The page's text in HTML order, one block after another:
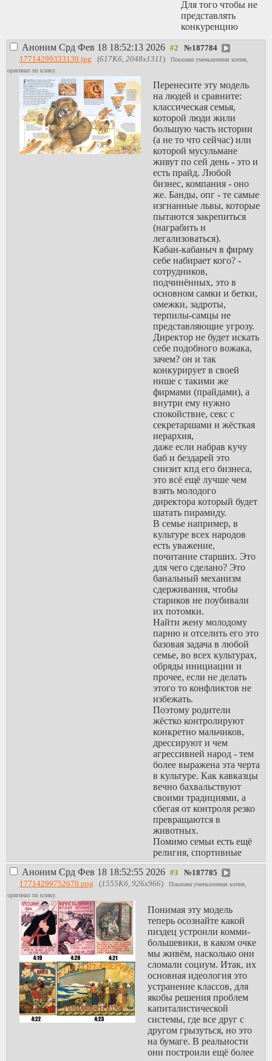
Для того чтобы не
представлять
конкуренцию
взрослым львам,
опа!
То есть вожаки
добычу, отдыхают
большую часть
времени, больше
им ничего и не
нужно, это райская
жизнь по меркам
животных, а для
того чтобы
подобное не
заканчивалось
нужно сохранять
пирамиду(иерархию),
для чего
необходимо
изгонять молодых
самцов ставших
представлять
угрозу.
Затем эти
изгнанные самцы
сбиваются в
группы, набивают
навык в охоте и
наконец нападают
на прайды. Если
они побеждают то
получают самок и
возможность
размножиться,
чужих детей они
сразу убивают ведь
это не их гены, к
тому же, убив
чужих детёнышей
они перезапускают
циклы
размножения
самок, что
позволяет быстрее
зачать своих.
Отбор
сильнейших,
эволюция, цикл
замкнулся.
https://
v=40EchBBdU2w
Аноним Срд Фев 18 18:52:13 2026 №187784
17714299333130.jpg (617Кб, 2048x1311)
Показана уменьшенная копия,
оригинал по клику.
Перенесите эту модель
на людей и сравните:
классическая семья,
которой люди жили
большую часть истории
(а не то что сейчас) или
которой мусульмане
живут по сей день - это и
есть прайд. Любой
бизнес, компания - оно
же. Банды, опг - те самые
изгнанные львы, которые
пытаются закрепиться
(награбить и
легализоваться).
Кабан-кабаныч в фирму
себе набирает кого? -
сотрудников,
подчинённых, это в
основном самки и бетки,
омежки, задроты,
терпилы-самцы не
представляющие угрозу.
Директор не будет искать
себе подобного вожака,
зачем? он и так
конкурирует в своей
нише с такими же
фирмами (прайдами), а
внутри ему нужно
спокойствие, секс с
секретаршами и жёсткая
иерархия,
даже если набрав кучу
баб и бездарей это
снизит кпд его бизнеса,
это всё ещё лучше чем
взять молодого
директора который будет
шатать пирамиду.
В семье например, в
культуре всех народов
есть уважение,
почитание старших. Это
для чего сделано? Это
банальный механизм
сдерживания, чтобы
стариков не поубивали
их потомки.
Найти жену молодому
парню и отселить его это
базовая задача в любой
семье, во всех культурах,
обряды инициации и
прочее, если не делать
этого то конфликтов не
избежать.
Поэтому родители
жёстко контролируют
конкретно мальчиков,
дрессируют и чем
агрессивней народ - тем
более выражена эта черта
в культуре. Как кавказцы
вечно бахвальствуют
своими традициями, а
сбегая от контроля резко
превращаются в
животных.
Помимо семьи есть ещё
религия, спортивные
секции, школа, армия -
масса институтов
которые работают на эту
сдерживании или
"очеловечивании"
молодого поколения.
Если посмотреть
статистику по
демографии можно
увидеть такие
закономерности: где
наиболее старое
население(герантократия),
там будут супержёсткие
институты контроля, всё
консервативно,
ничего не меняется,
Аноним Срд Фев 18 18:52:55 2026 №187785
17714299752670.png (1555Кб, 926x966)
Показана уменьшенная копия,
оригинал по клику.
Понимая эту модель
теперь осознайте какой
пиздец устроили комми-
большевики, в каком очке
мы живём, насколько они
сломали социум. Итак, их
основная идеология это
устранение классов, для
якобы решения проблем
капиталистической
системы, где все друг с
другом грызуться, но это
на бумаге. В реальности
они построили ещё более